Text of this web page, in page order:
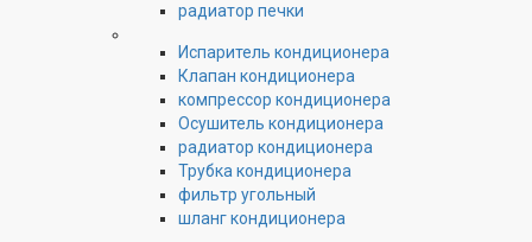
радиатор печки
Испаритель кондиционера
Клапан кондиционера
компрессор кондиционера
Осушитель кондиционера
радиатор кондиционера
Трубка кондиционера
фильтр угольный
шланг кондиционера